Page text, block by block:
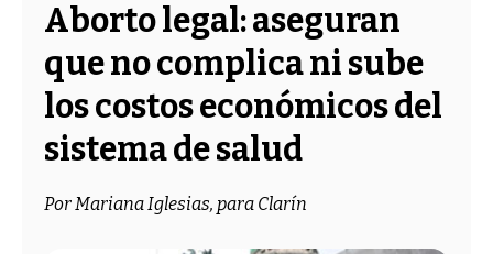
Aborto legal: aseguran
que no complica ni sube
los costos económicos del
sistema de salud
Por Mariana Iglesias, para Clarín